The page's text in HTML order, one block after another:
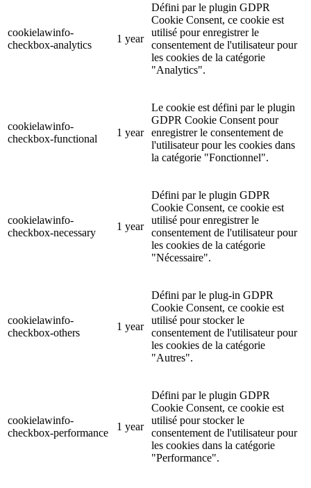
cookielawinfo-
checkbox-analytics
1 year
Défini par le plugin GDPR
Cookie Consent, ce cookie est
utilisé pour enregistrer le
consentement de l'utilisateur pour
les cookies de la catégorie
"Analytics".
cookielawinfo-
checkbox-functional
1 year
Le cookie est défini par le plugin
GDPR Cookie Consent pour
enregistrer le consentement de
l'utilisateur pour les cookies dans
la catégorie "Fonctionnel".
cookielawinfo-
checkbox-necessary
1 year
Défini par le plugin GDPR
Cookie Consent, ce cookie est
utilisé pour enregistrer le
consentement de l'utilisateur pour
les cookies de la catégorie
"Nécessaire".
cookielawinfo-
checkbox-others
1 year
Défini par le plug-in GDPR
Cookie Consent, ce cookie est
utilisé pour stocker le
consentement de l'utilisateur pour
les cookies de la catégorie
"Autres".
cookielawinfo-
checkbox-performance
1 year
Défini par le plugin GDPR
Cookie Consent, ce cookie est
utilisé pour stocker le
consentement de l'utilisateur pour
les cookies dans la catégorie
"Performance".